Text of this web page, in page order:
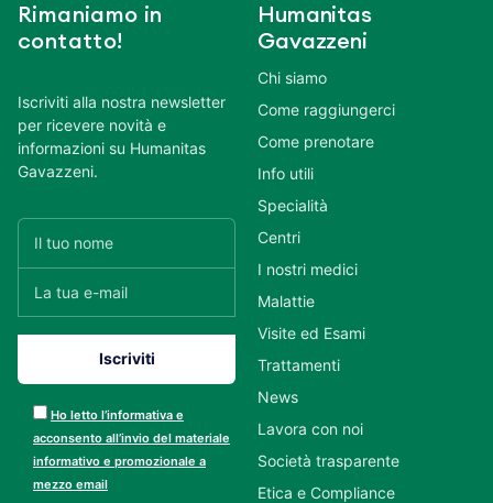
Rimaniamo in
contatto!
Iscriviti alla nostra newsletter
per ricevere novità e
informazioni su Humanitas
Gavazzeni.
Ho letto l’informativa e
acconsento all’invio del materiale
informativo e promozionale a
mezzo email
Humanitas
Gavazzeni
Chi siamo
Come raggiungerci
Come prenotare
Info utili
Specialità
Centri
I nostri medici
Malattie
Visite ed Esami
Trattamenti
News
Lavora con noi
Società trasparente
Etica e Compliance